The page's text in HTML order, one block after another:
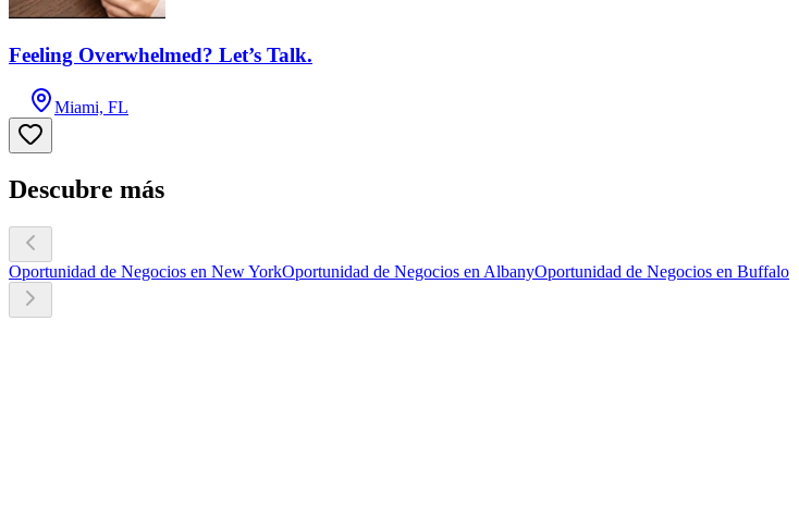
Feeling Overwhelmed? Let’s Talk.
Miami, FL
Descubre más
Oportunidad de Negocios en New YorkOportunidad de Negocios en AlbanyOportunidad de Negocios en Buffalo